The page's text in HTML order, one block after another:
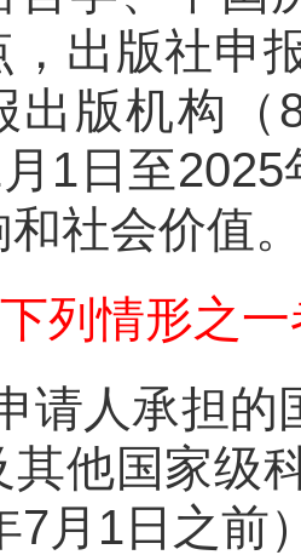
，出版社申
出版机构（
1日至
社会价值
列情形之
请人承担
其他国家级
7月1日之前